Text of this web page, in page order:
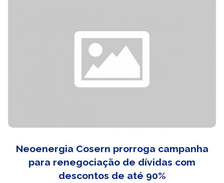
Neoenergia Cosern prorroga campanha
para renegociação de dívidas com
descontos de até 90%